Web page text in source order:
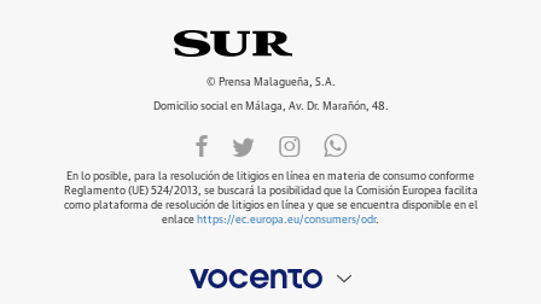
© Prensa Malagueña, S.A.
Domicilio social en Málaga, Av. Dr. Marañón, 48.
En lo posible, para la resolución de litigios en línea en materia de consumo conforme
Reglamento (UE) 524/2013, se buscará la posibilidad que la Comisión Europea facilita
como plataforma de resolución de litigios en línea y que se encuentra disponible en el
enlace https://ec.europa.eu/consumers/odr.